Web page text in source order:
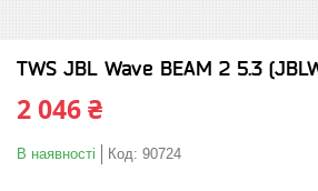
TWS JBL Wave BEAM 2 5.3
2 046 ₴
В наявності Код: 90724